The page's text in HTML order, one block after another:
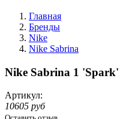
Главная
Бренды
Nike
Nike Sabrina
Nike Sabrina 1 'Spark'
Артикул:
10605 руб